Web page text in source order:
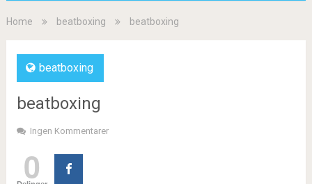
Home beatboxing beatboxing
beatboxing
beatboxing
Ingen Kommentarer
0